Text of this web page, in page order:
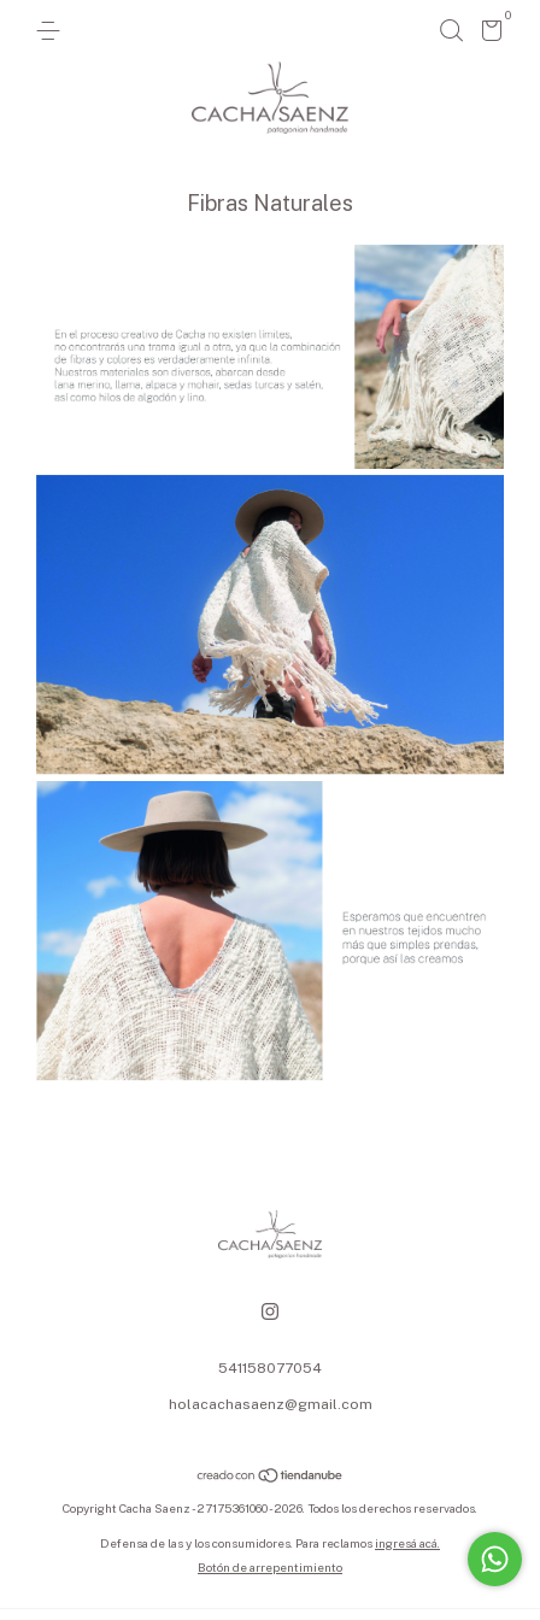
0
Fibras Naturales
541158077054
holacachasaenz@gmail.com
Copyright Cacha Saenz - 27175361060 - 2026. Todos los derechos reservados.
Defensa de las y los consumidores. Para reclamos ingresá acá.
Botón de arrepentimiento